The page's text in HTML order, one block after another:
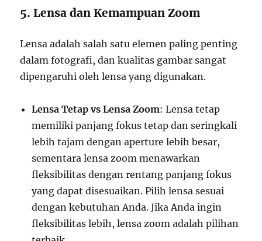
5. Lensa dan Kemampuan Zoom
Lensa adalah salah satu elemen paling penting
dalam fotografi, dan kualitas gambar sangat
dipengaruhi oleh lensa yang digunakan.
Lensa Tetap vs Lensa Zoom: Lensa tetap
memiliki panjang fokus tetap dan seringkali
lebih tajam dengan aperture lebih besar,
sementara lensa zoom menawarkan
fleksibilitas dengan rentang panjang fokus
yang dapat disesuaikan. Pilih lensa sesuai
dengan kebutuhan Anda. Jika Anda ingin
fleksibilitas lebih, lensa zoom adalah pilihan